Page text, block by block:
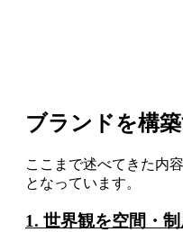
ブランドを構
ここまで述べてきた内
となっています。
1. 世界観を空間・